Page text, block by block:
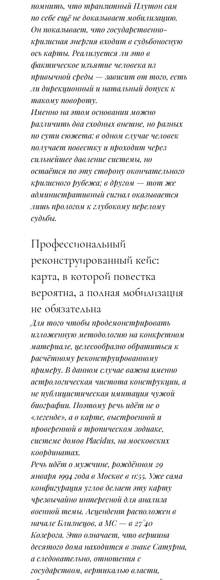
помнить, что транзитный Плутон сам
по себе ещё не доказывает мобилизацию.
Он показывает, что государственно-
кризисная энергия входит в судьбоносную
ось карты. Реализуется ли это в
фактическое изъятие человека из
привычной среды — зависит от того, есть
ли дирекционный и натальный допуск к
такому повороту.
Именно на этом основании можно
различить два сходных внешне, но разных
по сути сюжета: в одном случае человек
получает повестку и проходит через
сильнейшее давление системы, но
остаётся по эту сторону окончательного
кризисного рубежа; в другом — тот же
административный сигнал оказывается
лишь прологом к глубокому перелому
судьбы.
Профессиональный
реконструированный кейс:
карта, в которой повестка
вероятна, а полная мобилизация
не обязательна
Для того чтобы продемонстрировать
изложенную методологию на конкретном
материале, целесообразно обратиться к
расчётному реконструированному
примеру. В данном случае важна именно
астрологическая чистота конструкции, а
не публицистическая имитация чужой
биографии. Поэтому речь идёт не о
«легенде», а о карте, выстроенной и
проверенной в тропическом зодиаке,
системе домов Placidus, на московских
координатах.
Речь идёт о мужчине, рождённом 29
января 1994 года в Москве в 11:55. Уже сама
конфигурация углов делает эту карту
чрезвычайно интересной для анализа
военной темы. Асцендент расположен в
начале Близнецов, а МС — в 27°40
Козерога. Это означает, что вершина
десятого дома находится в знаке Сатурна,
а следовательно, отношения с
государством, вертикалью власти,